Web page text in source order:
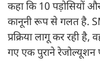
कहा कि 10 पड़ोसियों
कानूनी रूप से गलत है.
प्रक्रिया लागू कर रही
गए एक पुराने रेजोल्यूशन